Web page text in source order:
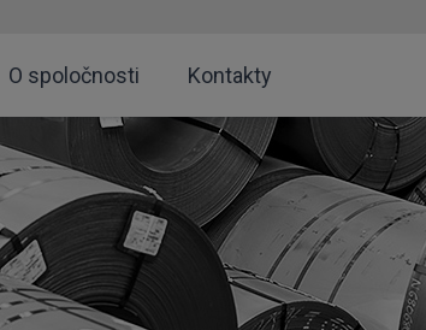
O spoločnosti Kontakty